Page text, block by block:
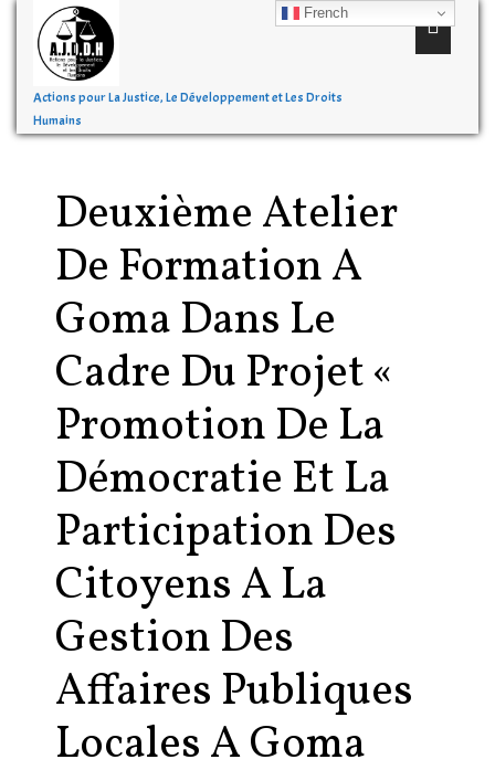
Actions pour La Justice, Le Développement et Les Droits
Humains
Deuxième Atelier
De Formation A
Goma Dans Le
Cadre Du Projet «
Promotion De La
Démocratie Et La
Participation Des
Citoyens A La
Gestion Des
Affaires Publiques
Locales A Goma
French